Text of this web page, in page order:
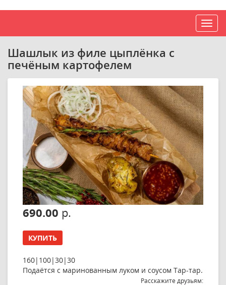
Шашлык из филе цыплёнка с
печёным картофелем
690.00 р.
КУПИТЬ
160|100|30|30
Подаётся с маринованным луком и соусом Тар-тар.
Расскажите друзьям: